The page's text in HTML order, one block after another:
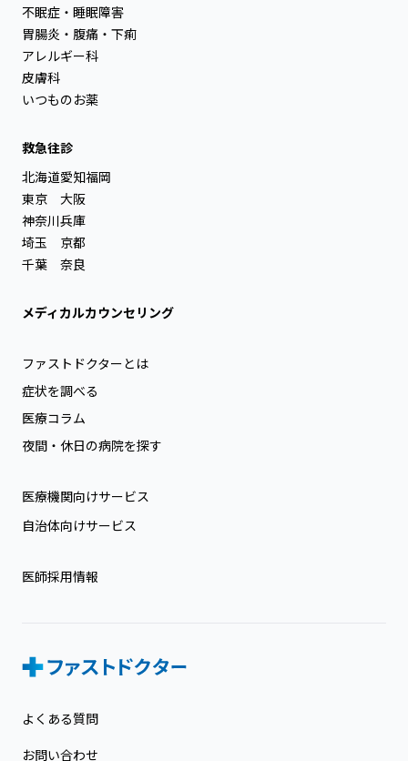
不眠症・睡眠障害
胃腸炎・腹痛・下痢
アレルギー科
皮膚科
いつものお薬
救急往診
北海道
東京
神奈川
埼玉
千葉
愛知
大阪
兵庫
京都
奈良
福岡
メディカルカウンセリング
ファストドクターとは
症状を調べる
医療コラム
夜間・休日の病院を探す
医療機関向けサービス
自治体向けサービス
医師採用情報
よくある質問
お問い合わせ